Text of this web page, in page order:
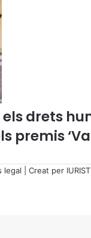
drets
premis
legal | Creat per